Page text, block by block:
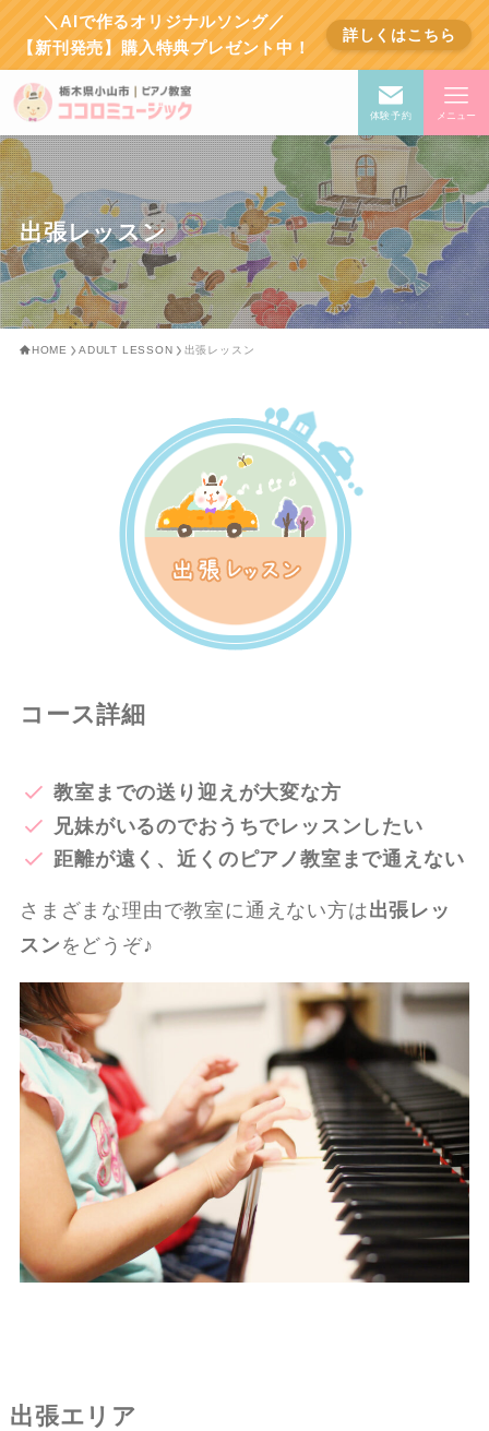
＼AIで作るオリジナルソング／
【新刊発売】購入特典プレゼント中！
詳しくはこちら
体験予約 メニュー
出張レッスン
HOME ADULT LESSON 出張レッスン
コース詳細
教室までの送り迎えが大変な方
兄妹がいるのでおうちでレッスンしたい
距離が遠く、近くのピアノ教室まで通えない
さまざまな理由で教室に通えない方は出張レッ
スン をどうぞ♪
出張エリア